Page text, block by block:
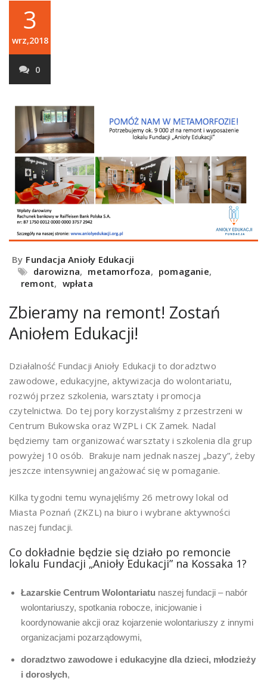
3
wrz,2018
0
By Fundacja Anioły Edukacji
darowizna, metamorfoza, pomaganie,
remont, wpłata
Zbieramy na remont! Zostań
Aniołem Edukacji!
Działalność Fundacji Anioły Edukacji to doradztwo
zawodowe, edukacyjne, aktywizacja do wolontariatu,
rozwój przez szkolenia, warsztaty i promocja
czytelnictwa. Do tej pory korzystaliśmy z przestrzeni w
Centrum Bukowska oraz WZPL i CK Zamek. Nadal
będziemy tam organizować warsztaty i szkolenia dla grup
powyżej 10 osób. Brakuje nam jednak naszej „bazy”, żeby
jeszcze intensywniej angażować się w pomaganie.
Kilka tygodni temu wynajęliśmy 26 metrowy lokal od
Miasta Poznań (ZKZL) na biuro i wybrane aktywności
naszej fundacji.
Co dokładnie będzie się działo po remoncie
lokalu Fundacji „Anioły Edukacji” na Kossaka 1?
Łazarskie Centrum Wolontariatu naszej fundacji – nabór
wolontariuszy, spotkania robocze, inicjowanie i
koordynowanie akcji oraz kojarzenie wolontariuszy z innymi
organizacjami pozarządowymi,
doradztwo zawodowe i edukacyjne dla dzieci, młodzieży
i dorosłych,